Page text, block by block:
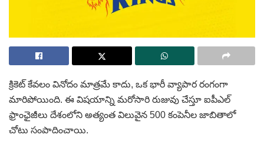
క్రికెట్ కేవలం వినోదం మాత్రమే కాదు, ఒక భారీ వ్యాపార రంగంగా
మారిపోయింది. ఈ విషయాన్ని మరోసారి రుజువు చేస్తూ ఐపీఎల్
ఫ్రాంఛైజీలు దేశంలోని అత్యంత విలువైన 500 కంపెనీల జాబితాలో
చోటు సంపాదించాయి.